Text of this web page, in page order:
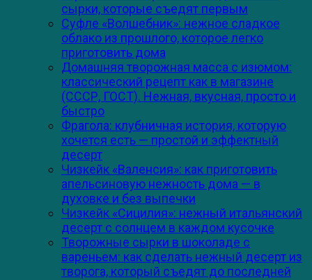
сырки, которые съедят первым
Суфле «Волшебник»: нежное сладкое
облако из прошлого, которое легко
приготовить дома
Домашняя творожная масса с изюмом:
классический рецепт как в магазине
(СССР, ГОСТ). Нежная, вкусная, просто и
быстро
Фрагола: клубничная история, которую
хочется есть — простой и эффектный
десерт
Чизкейк «Валенсия»: как приготовить
апельсиновую нежность дома — в
духовке и без выпечки
Чизкейк «Сицилия»: нежный итальянский
десерт с солнцем в каждом кусочке
Творожные сырки в шоколаде с
вареньем: как сделать нежный десерт из
творога, который съедят до последней